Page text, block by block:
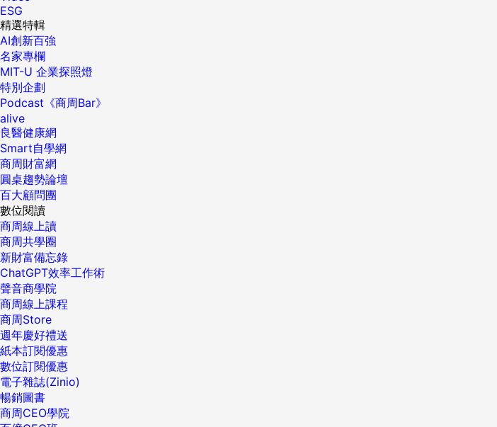
ESG
精選特輯
AI創新百強
名家專欄
MIT-U 企業探照燈
特別企劃
Podcast《商周Bar》
alive
良醫健康網
Smart自學網
商周財富網
圓桌趨勢論壇
百大顧問團
數位閱讀
商周線上讀
商周共學圈
新財富備忘錄
ChatGPT效率工作術
聲音商學院
商周線上課程
商周Store
週年慶好禮送
紙本訂閱優惠
數位訂閱優惠
電子雜誌(Zinio)
暢銷圖書
商周CEO學院